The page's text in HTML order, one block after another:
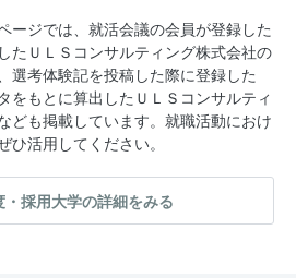
案することもありますし、
くなど課題解決に必要なことをゼロベ
いのある案件」や「自分達でなければ
ージでは、就活会議の会員が登録した
たＵＬＳコンサルティング株式会社の
選考体験記を投稿した際に登録した
をもとに算出したＵＬＳコンサルティ
ども掲載しています。就職活動におけ
活用してください。
採用大学の詳細をみる